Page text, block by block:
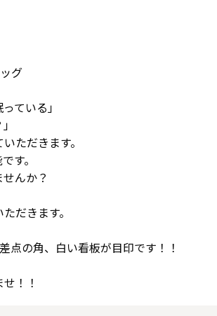
グ
ている」
ただきます。
す。
んか？
だきます。
点の角、白い看板が目印です！！
！！